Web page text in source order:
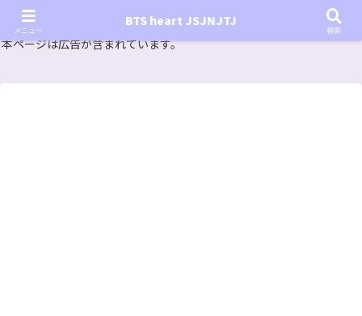
『In the SOOP BTS ver.』シーズン2放送決定！いつから始まる？インザスープの放送開始日・視聴
方法は？【In the SOOP BTS ver. Season 2】
本ページは広告が含まれています。
メニュー
BTS heart JSJNJTJ
検索